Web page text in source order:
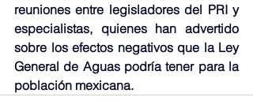
reuniones entre legisladores del PRI y
especialistas, quienes han advertido
sobre los efectos negativos que la Ley
General de Aguas podría tener para la
población mexicana.